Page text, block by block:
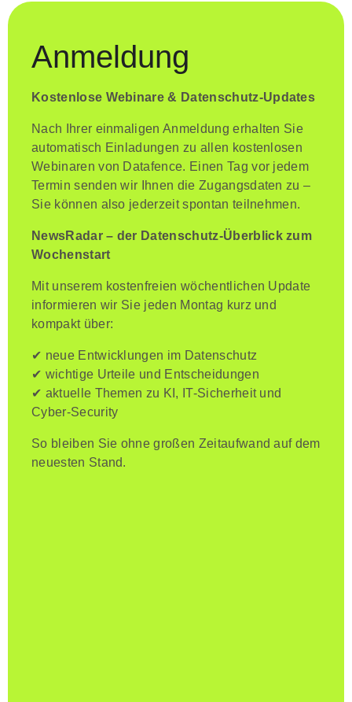
Anmeldung
Kostenlose Webinare & Datenschutz-Updates
Nach Ihrer einmaligen Anmeldung erhalten Sie
automatisch Einladungen zu allen kostenlosen
Webinaren von Datafence. Einen Tag vor jedem
Termin senden wir Ihnen die Zugangsdaten zu –
Sie können also jederzeit spontan teilnehmen.
NewsRadar – der Datenschutz-Überblick zum
Wochenstart
Mit unserem kostenfreien wöchentlichen Update
informieren wir Sie jeden Montag kurz und
kompakt über:
✔ neue Entwicklungen im Datenschutz
✔ wichtige Urteile und Entscheidungen
✔ aktuelle Themen zu KI, IT-Sicherheit und
Cyber-Security
So bleiben Sie ohne großen Zeitaufwand auf dem
neuesten Stand.